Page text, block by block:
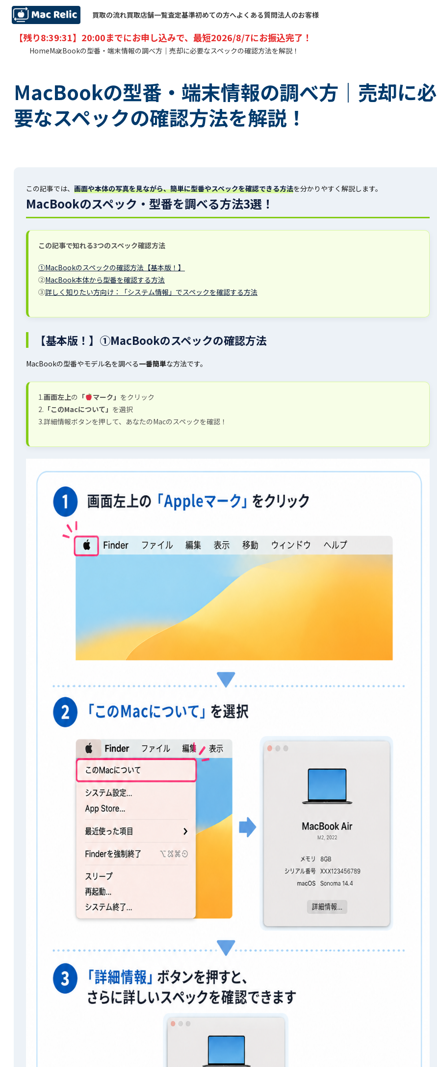
買取の流れ買取店舗一覧査定基準初めての方へよくある質問法人のお客様
【残り8:39:29】20:00までにお申し込みで、最短2026/8/7にお振込完了！
HomeMacBookの型番・端末情報の調べ方｜売却に必要なスペックの確認方法を解説！
MacBookの型番・端末情報の調べ方｜売却に必
要なスペックの確認方法を解説！
この記事では、 画面や本体の写真を見ながら、簡単に型番やスペックを確認できる方法を分かりやすく解説します。
MacBookのスペック・型番を調べる方法3選！
この記事で知れる3つのスペック確認方法
①MacBookのスペックの確認方法 【基本版！】
②MacBook本体から型番を確認する方法
③詳しく知りたい方向け：「システム情報」でスペックを確認する方法
【基本版！】①MacBookのスペックの確認方法
MacBookの型番やモデル名を調べる一番簡単な方法です。
1.画面左上の 「 マーク」 をクリック
2. 「このMacについて」 を選択
3.詳細情報ボタンを押して、あなたのMacのスペックを確認！